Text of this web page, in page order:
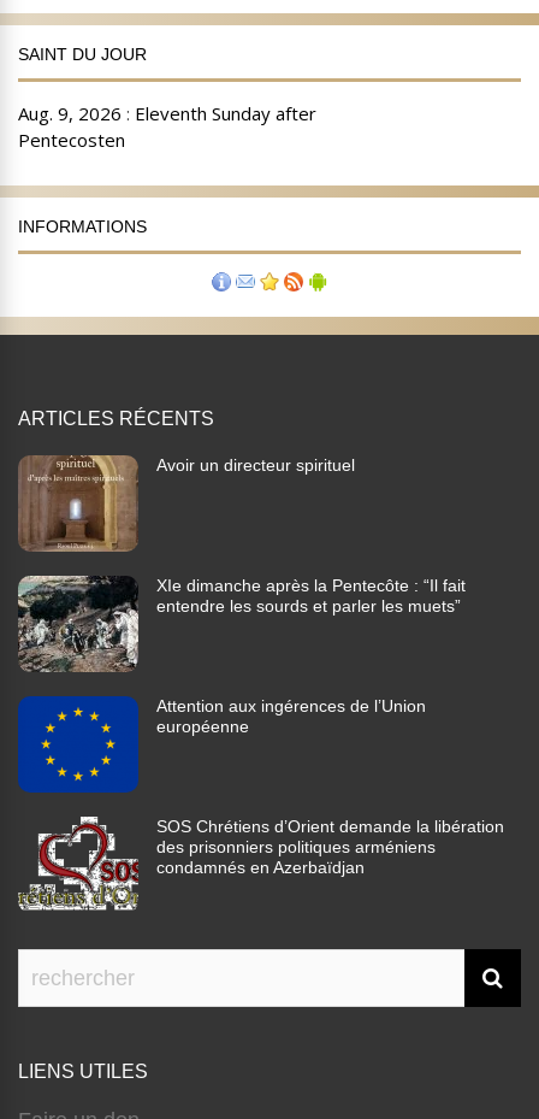
SAINT DU JOUR
INFORMATIONS
ARTICLES RÉCENTS
Avoir un directeur spirituel
XIe dimanche après la Pentecôte : “Il fait
entendre les sourds et parler les muets”
Attention aux ingérences de l’Union
européenne
SOS Chrétiens d’Orient demande la libération
des prisonniers politiques arméniens
condamnés en Azerbaïdjan
LIENS UTILES